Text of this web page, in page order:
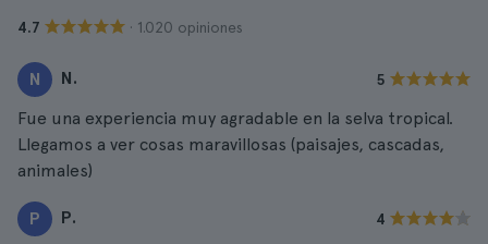
4.7 · 1.020 opiniones
N N. 5
Fue una experiencia muy agradable en la selva tropical.
Llegamos a ver cosas maravillosas (paisajes, cascadas,
animales)
P P. 4